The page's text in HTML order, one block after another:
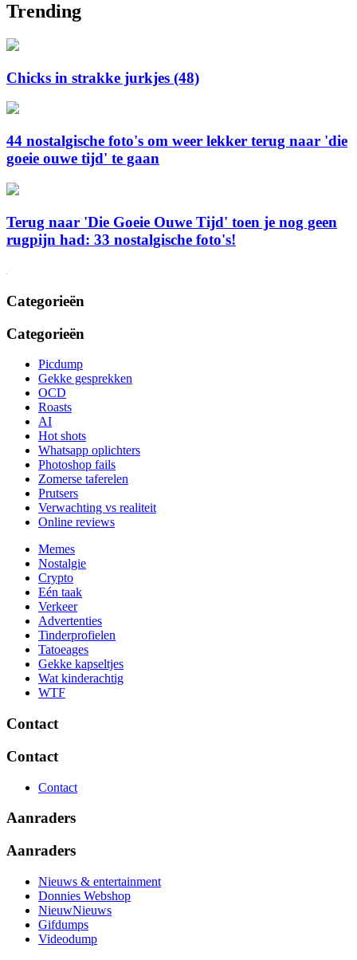
Trending
Chicks in strakke jurkjes (48)
44 nostalgische foto's om weer lekker terug naar 'die
goeie ouwe tijd' te gaan
Terug naar 'Die Goeie Ouwe Tijd' toen je nog geen
rugpijn had: 33 nostalgische foto's!
Categorieën
Categorieën
Picdump
Gekke gesprekken
OCD
Roasts
AI
Hot shots
Whatsapp oplichters
Photoshop fails
Zomerse taferelen
Prutsers
Verwachting vs realiteit
Online reviews
Memes
Nostalgie
Crypto
Eén taak
Verkeer
Advertenties
Tinderprofielen
Tatoeages
Gekke kapseltjes
Wat kinderachtig
WTF
Contact
Contact
Contact
Aanraders
Aanraders
Nieuws & entertainment
Donnies Webshop
NieuwNieuws
Gifdumps
Videodump